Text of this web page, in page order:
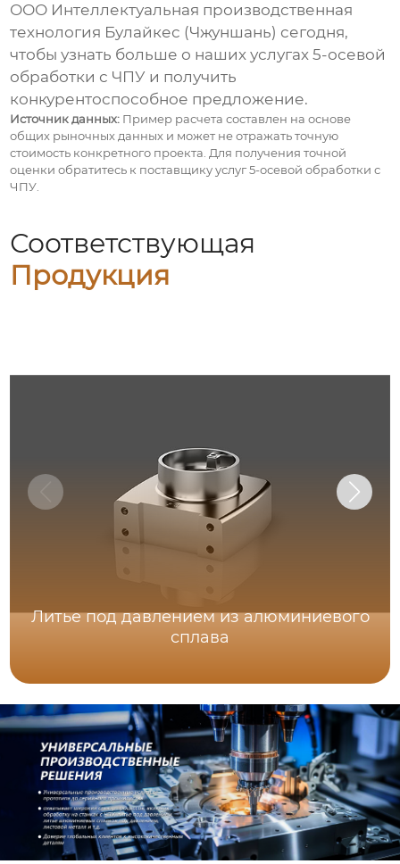
ООО Интеллектуальная производственная
технология Булайкес (Чжуншань) сегодня,
чтобы узнать больше о наших услугах5-осевой
обработки с ЧПУ и получить
конкурентоспособное предложение.
Источник данных: Пример расчета составлен на основе
общих рыночных данных и может не отражать точную
стоимость конкретного проекта. Для получения точной
оценки обратитесь к поставщику услуг5-осевой обработки с
ЧПУ
Соответствующая
Продукция
Литье под давлением из алюминиевого
сплава